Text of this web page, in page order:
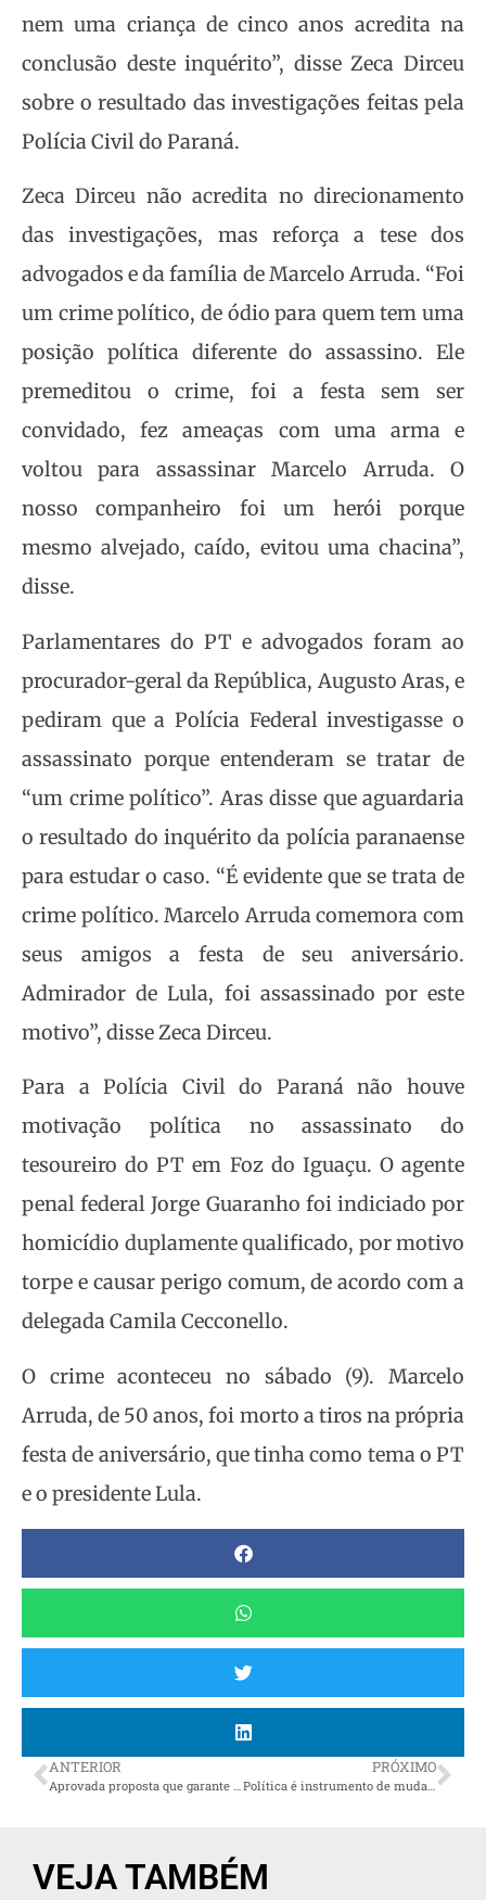
nem uma criança de cinco anos acredita na
conclusão deste inquérito”, disse Zeca Dirceu
sobre o resultado das investigações feitas pela
Polícia Civil do Paraná.
Zeca Dirceu não acredita no direcionamento
das investigações, mas reforça a tese dos
advogados e da família de Marcelo Arruda. “Foi
um crime político, de ódio para quem tem uma
posição política diferente do assassino. Ele
premeditou o crime, foi a festa sem ser
convidado, fez ameaças com uma arma e
voltou para assassinar Marcelo Arruda. O
nosso companheiro foi um herói porque
mesmo alvejado, caído, evitou uma chacina”,
disse.
Parlamentares do PT e advogados foram ao
procurador-geral da República, Augusto Aras, e
pediram que a Polícia Federal investigasse o
assassinato porque entenderam se tratar de
“um crime político”. Aras disse que aguardaria
o resultado do inquérito da polícia paranaense
para estudar o caso. “É evidente que se trata de
crime político. Marcelo Arruda comemora com
seus amigos a festa de seu aniversário.
Admirador de Lula, foi assassinado por este
motivo”, disse Zeca Dirceu.
Para a Polícia Civil do Paraná não houve
motivação política no assassinato do
tesoureiro do PT em Foz do Iguaçu. O agente
penal federal Jorge Guaranho foi indiciado por
homicídio duplamente qualificado, por motivo
torpe e causar perigo comum, de acordo com a
delegada Camila Cecconello.
O crime aconteceu no sábado (9). Marcelo
Arruda, de 50 anos, foi morto a tiros na própria
festa de aniversário, que tinha como tema o PT
e o presidente Lula.
ANTERIOR
Aprovada proposta que garante vagas de pilotos de aeronaves da PM para praças
PRÓXIMO
Política é instrumento de mudança da realidade que nos cerca, diz Romanelli
VEJA TAMBÉM